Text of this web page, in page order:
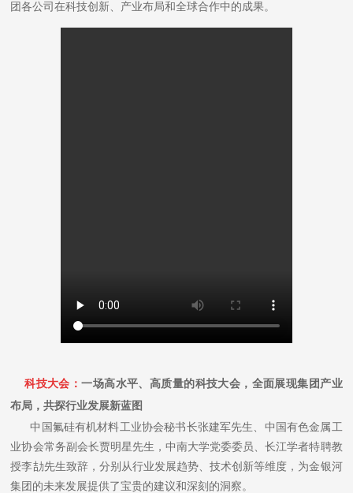
团各公司在科技创新、产业布局和全球合作中的成果。
科技大会 ：一场高水平、高质量的科技大会，全面展现集团产业
布局，共探行业发展新蓝图
中国氟硅有机材料工业协会秘书长张建军先生、中国有色金属工
业协会常务副会长贾明星先生，中南大学党委委员、长江学者特聘教
授李劼先生致辞，分别从行业发展趋势、技术创新等维度，为金银河
集团的未来发展提供了宝贵的建议和深刻的洞察。